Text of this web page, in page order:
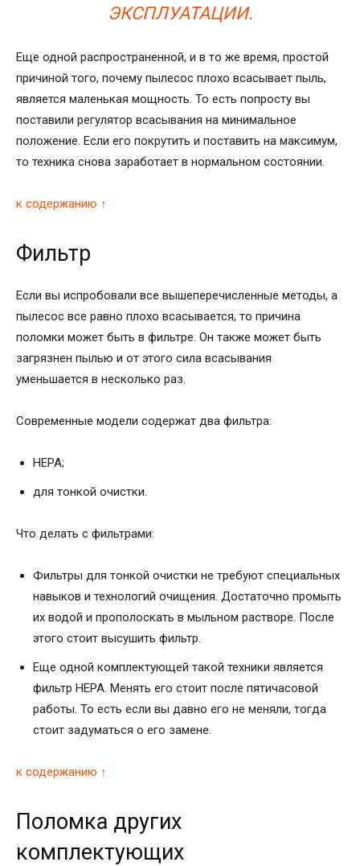
ЭКСПЛУАТАЦИИ.
Еще одной распространенной, и в то же время, простой
причиной того, почему пылесос плохо всасывает пыль,
является маленькая мощность. То есть попросту вы
поставили регулятор всасывания на минимальное
положение. Если его покрутить и поставить на максимум,
то техника снова заработает в нормальном состоянии.
к содержанию ↑
Фильтр
Если вы испробовали все вышеперечисленные методы, а
пылесос все равно плохо всасывается, то причина
поломки может быть в фильтре. Он также может быть
загрязнен пылью и от этого сила всасывания
уменьшается в несколько раз.
Современные модели содержат два фильтра:
НЕРА;
для тонкой очистки.
Что делать с фильтрами:
Фильтры для тонкой очистки не требуют специальных
навыков и технологий очищения. Достаточно промыть
их водой и прополоскать в мыльном растворе. После
этого стоит высушить фильтр.
Еще одной комплектующей такой техники является
фильтр НЕРА. Менять его стоит после пятичасовой
работы. То есть если вы давно его не меняли, тогда
стоит задуматься о его замене.
к содержанию ↑
Поломка других
комплектующих